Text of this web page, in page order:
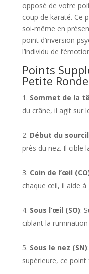
opposé de votre
coup de karaté. Ce
soi-même en
point d’inversion
l’individu de
Points
Petite Ronde
Sommet de la
du crâne, il agit sur
Début du sourcil
près du nez. Il cible
Coin de l’œil (CO)
chaque œil, il aide à
Sous l’œil (SO):
ciblant la
Sous le nez (SN)
supérieure, ce point